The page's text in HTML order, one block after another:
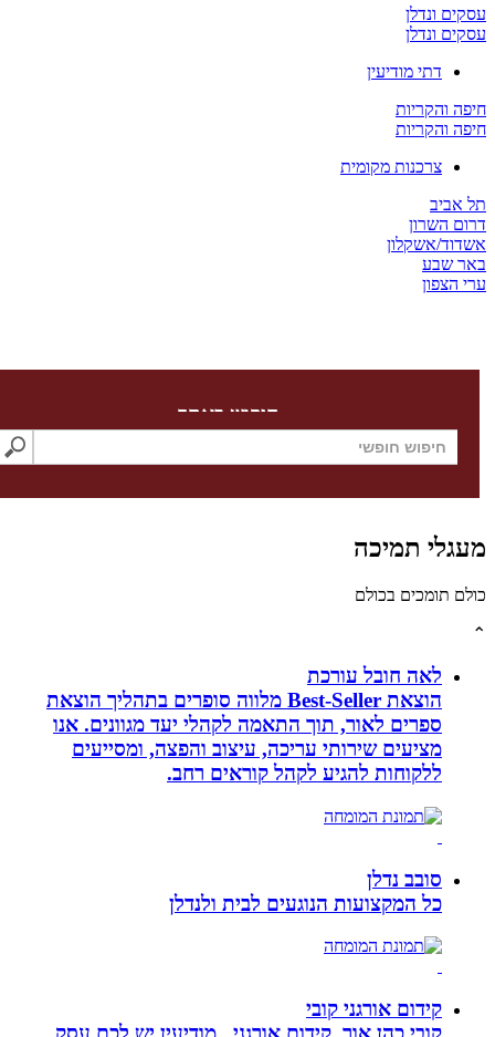
ונדלן
ונדלן
דתי מודיעין
צרכנות מקומית
אשקלון
חיפוש באתר
תמיכה
בכולם
לאה חובל עורכת
הוצאת Best-Seller מלווה סופרים בתהליך הוצאת
ספרים לאור, תוך התאמה לקהלי יעד מגוונים. אנו
מציעים שירותי עריכה, עיצוב והפצה, ומסייעים
ללקוחות להגיע לקהל קוראים רחב.
סובב נדלן
כל המקצועות הנוגעים לבית ולנדלן
קידום אורגני קובי